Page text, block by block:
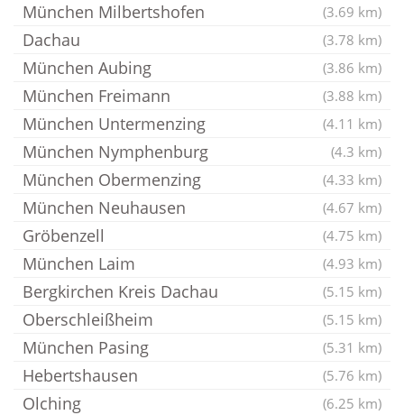
München Milbertshofen (3.69 km)
Dachau (3.78 km)
München Aubing (3.86 km)
München Freimann (3.88 km)
München Untermenzing (4.11 km)
München Nymphenburg (4.3 km)
München Obermenzing (4.33 km)
München Neuhausen (4.67 km)
Gröbenzell (4.75 km)
München Laim (4.93 km)
Bergkirchen Kreis Dachau (5.15 km)
Oberschleißheim (5.15 km)
München Pasing (5.31 km)
Hebertshausen (5.76 km)
Olching (6.25 km)